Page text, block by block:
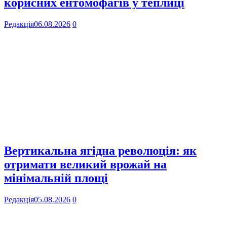
корисних ентомофагів у теплиці
Редакція06.08.2026 0
Вертикальна ягідна революція: як
отримати великий врожай на
мінімальній площі
Редакція05.08.2026 0